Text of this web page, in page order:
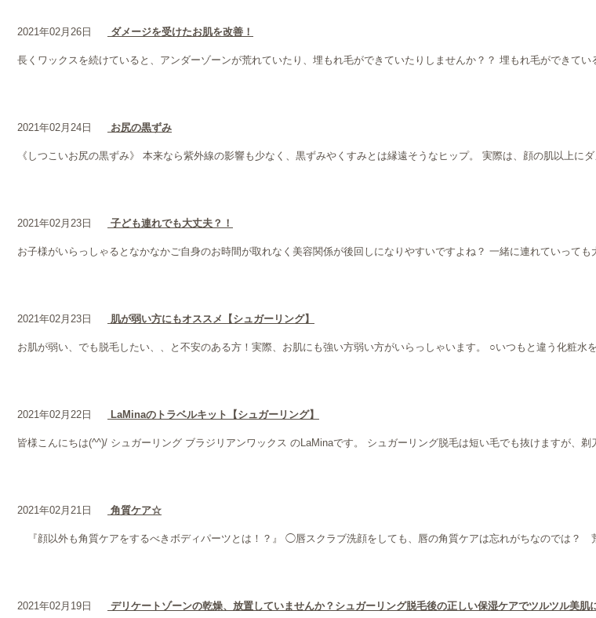
2021年02月26日 ダメージを受けたお肌を改善！
長くワックスを続けていると、アンダーゾーンが荒れていたり、埋もれ毛ができていたりしませんか？？ 埋もれ毛ができて
2021年02月24日 お尻の黒ずみ
《しつこいお尻の黒ずみ》 本来なら紫外線の影響も少なく、黒ずみやくすみとは縁遠そうなヒップ。 実際は、顔の肌以上
2021年02月23日 子ども連れでも大丈夫？！
お子様がいらっしゃるとなかなかご自身のお時間が取れなく美容関係が後回しになりやすいですよね？ 一緒に連れていって
2021年02月23日 肌が弱い方にもオススメ【シュガーリング】
お肌が弱い、でも脱毛したい、、と不安のある方！実際、お肌にも強い方弱い方がいらっしゃいます。 ○いつもと違う化粧
2021年02月22日 LaMinaのトラベルキット【シュガーリング】
皆様こんにちは(^^)/ シュガーリング ブラジリアンワックス のLaMinaです。 シュガーリング脱毛は短い毛でも抜けますが、
2021年02月21日 角質ケア☆
『顔以外も角質ケアをするべきボディパーツとは！？』 ◯唇スクラブ洗顔をしても、唇の角質ケアは忘れがちなのでは？
2021年02月19日 デリケートゾーンの乾燥、放置していませんか？シュガーリング脱毛後の正しい保湿ケアでツルツル美肌